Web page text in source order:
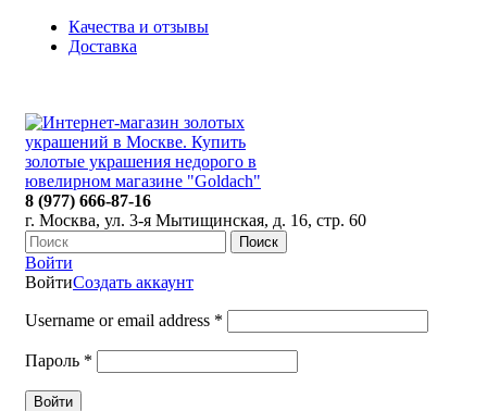
Качества и отзывы
Доставка
8 (977) 666-87-16
г. Москва, ул. 3-я Мытищинская, д. 16, стр. 60
Поиск
Войти
ВойтиСоздать аккаунт
Username or email address *
Пароль *
Войти